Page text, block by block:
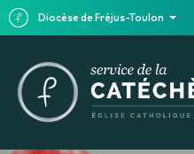
Diocèse de Fréjus-Toulon